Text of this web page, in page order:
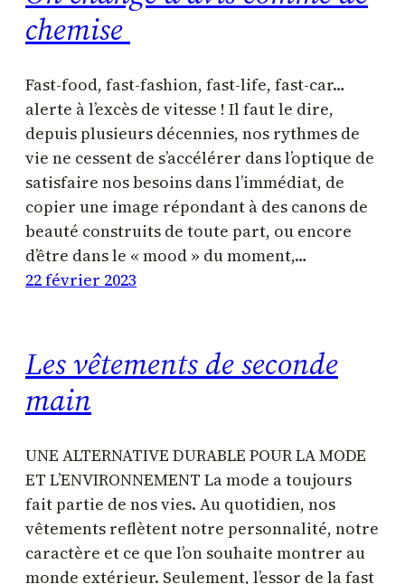
chemise
Fast-food, fast-fashion, fast-life, fast-car…
alerte à l’excès de vitesse ! Il faut le dire,
depuis plusieurs décennies, nos rythmes de
vie ne cessent de s’accélérer dans l’optique de
satisfaire nos besoins dans l’immédiat, de
copier une image répondant à des canons de
beauté construits de toute part, ou encore
d’être dans le « mood » du moment,…
22 février 2023
Les vêtements de seconde
main
UNE ALTERNATIVE DURABLE POUR LA MODE
ET L’ENVIRONNEMENT La mode a toujours
fait partie de nos vies. Au quotidien, nos
vêtements reflètent notre personnalité, notre
caractère et ce que l’on souhaite montrer au
monde extérieur. Seulement, l’essor de la fast